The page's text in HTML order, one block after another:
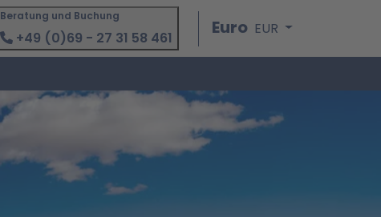
Beratung und Buchung
+49 (0)69 - 27 31 58 461 Euro EUR